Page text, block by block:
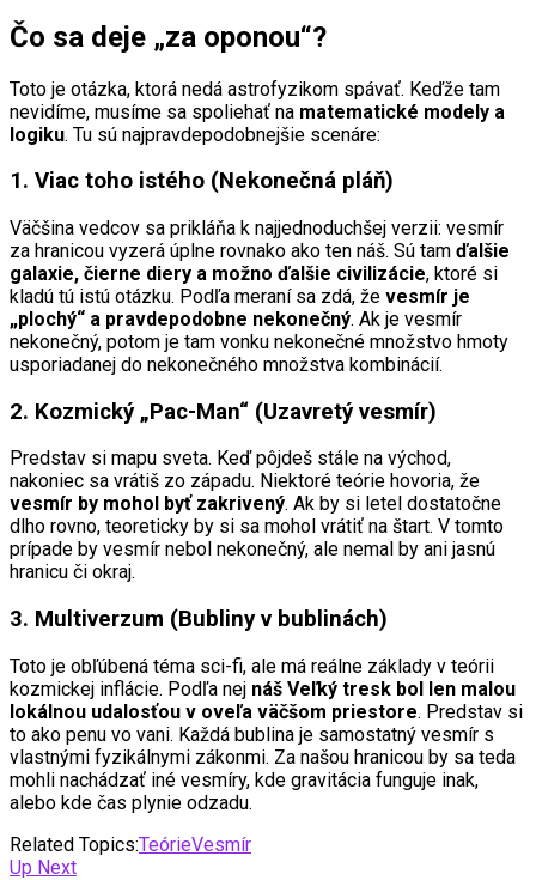
Čo sa deje „za oponou“?
Toto je otázka, ktorá nedá astrofyzikom spávať. Keďže tam
nevidíme, musíme sa spoliehať na matematické modely a
logiku. Tu sú najpravdepodobnejšie scenáre:
1. Viac toho istého (Nekonečná pláň)
Väčšina vedcov sa prikláňa k najjednoduchšej verzii: vesmír
za hranicou vyzerá úplne rovnako ako ten náš. Sú tam ďalšie
galaxie, čierne diery a možno ďalšie civilizácie, ktoré si
kladú tú istú otázku. Podľa meraní sa zdá, že vesmír je
„plochý“ a pravdepodobne nekonečný. Ak je vesmír
nekonečný, potom je tam vonku nekonečné množstvo hmoty
usporiadanej do nekonečného množstva kombinácií.
2. Kozmický „Pac-Man“ (Uzavretý vesmír)
Predstav si mapu sveta. Keď pôjdeš stále na východ,
nakoniec sa vrátiš zo západu. Niektoré teórie hovoria, že
vesmír by mohol byť zakrivený. Ak by si letel dostatočne
dlho rovno, teoreticky by si sa mohol vrátiť na štart. V tomto
prípade by vesmír nebol nekonečný, ale nemal by ani jasnú
hranicu či okraj.
3. Multiverzum (Bubliny v bublinách)
Toto je obľúbená téma sci-fi, ale má reálne základy v teórii
kozmickej inflácie. Podľa nej náš Veľký tresk bol len malou
lokálnou udalosťou v oveľa väčšom priestore. Predstav si
to ako penu vo vani. Každá bublina je samostatný vesmír s
vlastnými fyzikálnymi zákonmi. Za našou hranicou by sa teda
mohli nachádzať iné vesmíry, kde gravitácia funguje inak,
alebo kde čas plynie odzadu.
Related Topics:TeórieVesmír
Up Next